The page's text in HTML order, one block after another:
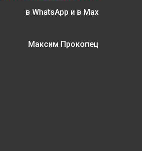
в WhatsApp и в Max
Максим Прокопец